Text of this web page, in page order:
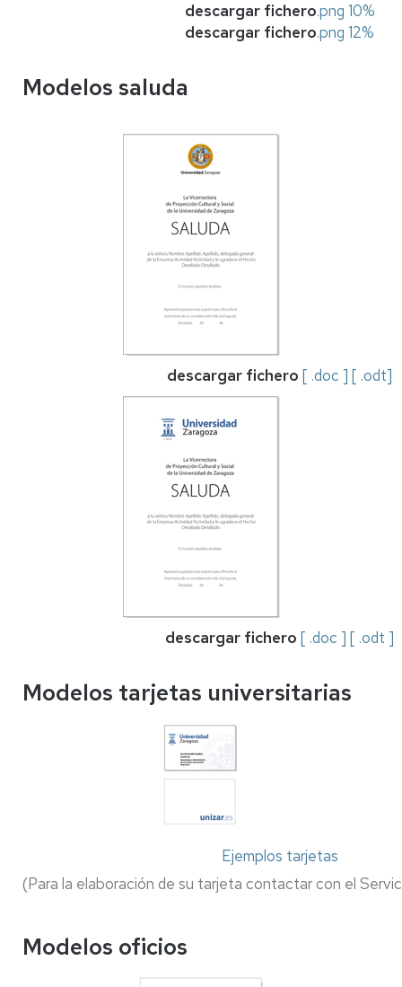
descargar fichero.png 10%
descargar fichero.png 12%
Modelos saluda
descargar fichero [ .doc ] [ .odt]
descargar fichero [ .doc ] [ .odt ]
Modelos tarjetas universitarias
Ejemplos tarjetas
(Para la elaboración de su tarjeta contactar con el
Modelos oficios